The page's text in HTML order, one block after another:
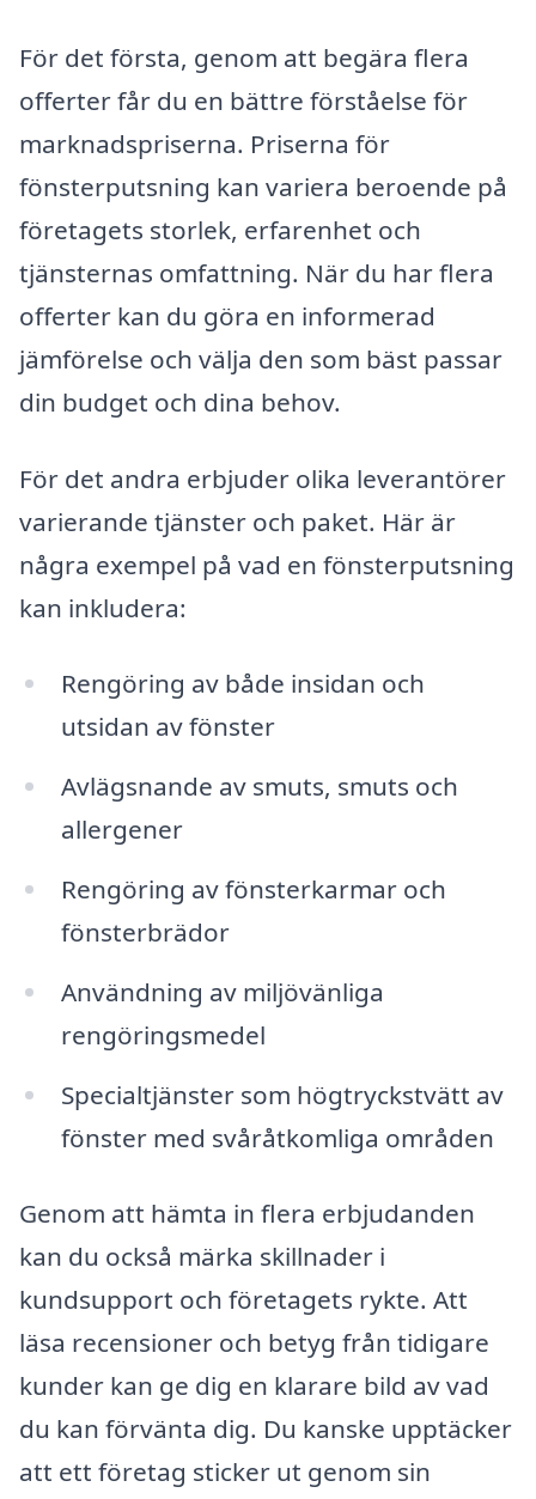
För det första, genom att begära flera
offerter får du en bättre förståelse för
marknadspriserna. Priserna för
fönsterputsning kan variera beroende på
företagets storlek, erfarenhet och
tjänsternas omfattning. När du har flera
offerter kan du göra en informerad
jämförelse och välja den som bäst passar
din budget och dina behov.
För det andra erbjuder olika leverantörer
varierande tjänster och paket. Här är
några exempel på vad en fönsterputsning
kan inkludera:
Rengöring av både insidan och
utsidan av fönster
Avlägsnande av smuts, smuts och
allergener
Rengöring av fönsterkarmar och
fönsterbrädor
Användning av miljövänliga
rengöringsmedel
Specialtjänster som högtryckstvätt av
fönster med svåråtkomliga områden
Genom att hämta in flera erbjudanden
kan du också märka skillnader i
kundsupport och företagets rykte. Att
läsa recensioner och betyg från tidigare
kunder kan ge dig en klarare bild av vad
du kan förvänta dig. Du kanske upptäcker
att ett företag sticker ut genom sin